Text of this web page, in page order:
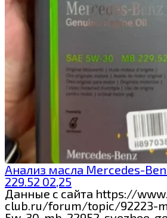
Анализ масла Mercedes-
229.52 02,25
Данные с сайта https://
club.ru/forum/topic/92223-